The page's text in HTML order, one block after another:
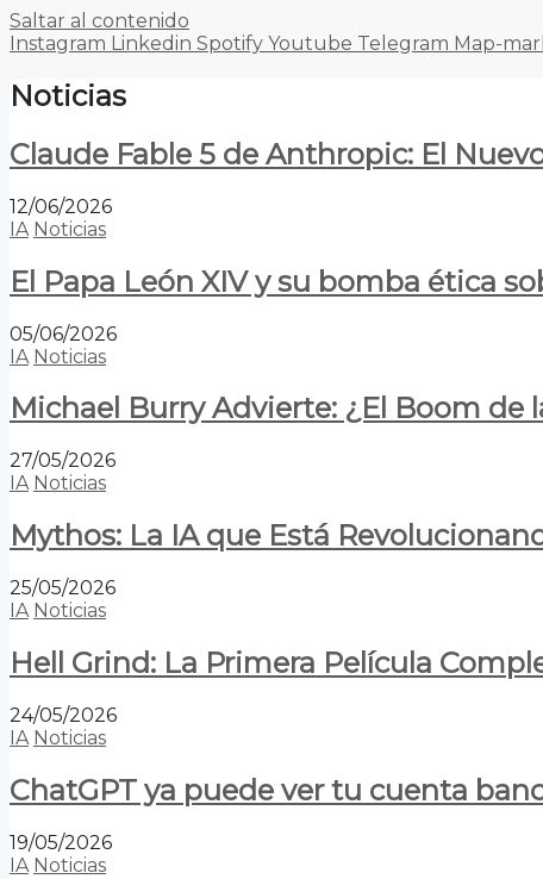
Saltar al contenido
Instagram Linkedin Spotify Youtube Telegram Map-
Noticias
Claude Fable 5 de Anthropic: El
12/06/2026
IA Noticias
El Papa León XIV y su bomba ética
05/06/2026
IA Noticias
Michael Burry Advierte: ¿El Boom
27/05/2026
IA Noticias
Mythos: La IA que Está
25/05/2026
IA Noticias
Hell Grind: La Primera Película
24/05/2026
IA Noticias
ChatGPT ya puede ver tu cuenta
19/05/2026
IA Noticias